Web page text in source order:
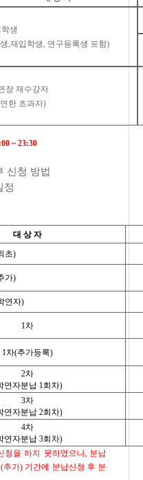
생
,재입학생, 연구등록생 포함)
장 재수강자
한 초과자)
~ 23:30
신청 방법
정
대 상 자
초)
가)
연자)
1차
1차(추가등록)
2차
연자분납 1회차)
3차
연자분납 2회차)
4차
연자분납 3회차)
을 하지 못하였으나, 분납
가) 기간에 분납신청 후 분